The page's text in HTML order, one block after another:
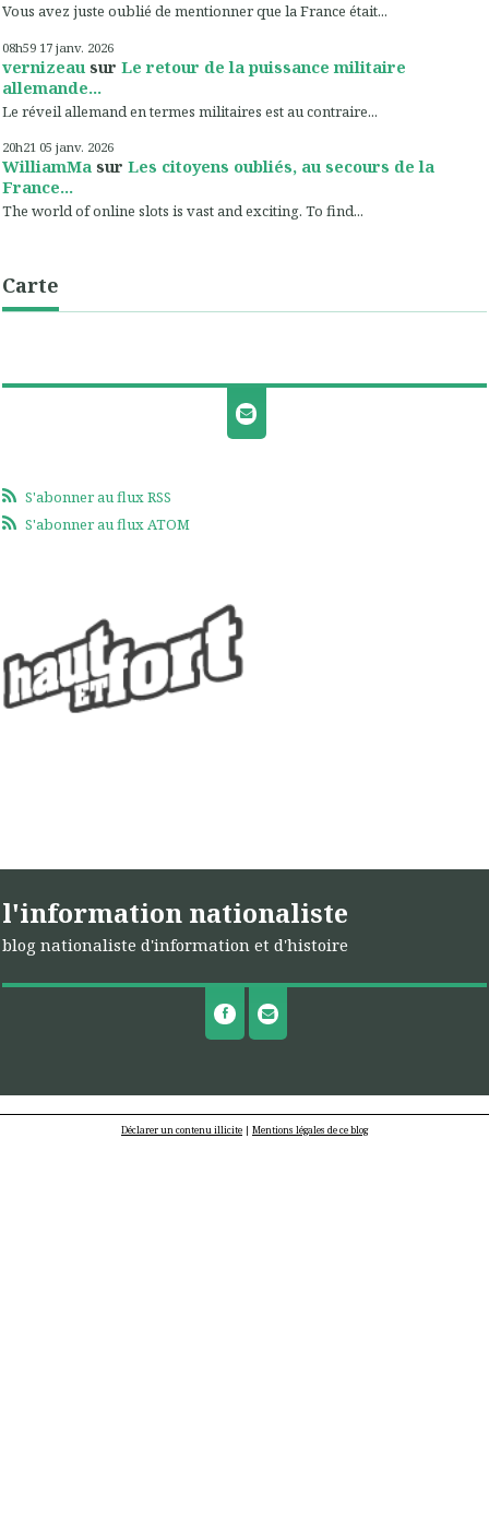
Vous avez juste oublié de mentionner que la France était...
08h59 17 janv. 2026
vernizeau sur Le retour de la puissance militaire
allemande...
Le réveil allemand en termes militaires est au contraire...
20h21 05 janv. 2026
WilliamMa sur Les citoyens oubliés, au secours de la
France...
The world of online slots is vast and exciting. To find...
Carte
S'abonner au flux RSS
S'abonner au flux ATOM
l'information nationaliste
blog nationaliste d'information et d'histoire
Déclarer un contenu illicite | Mentions légales de ce blog